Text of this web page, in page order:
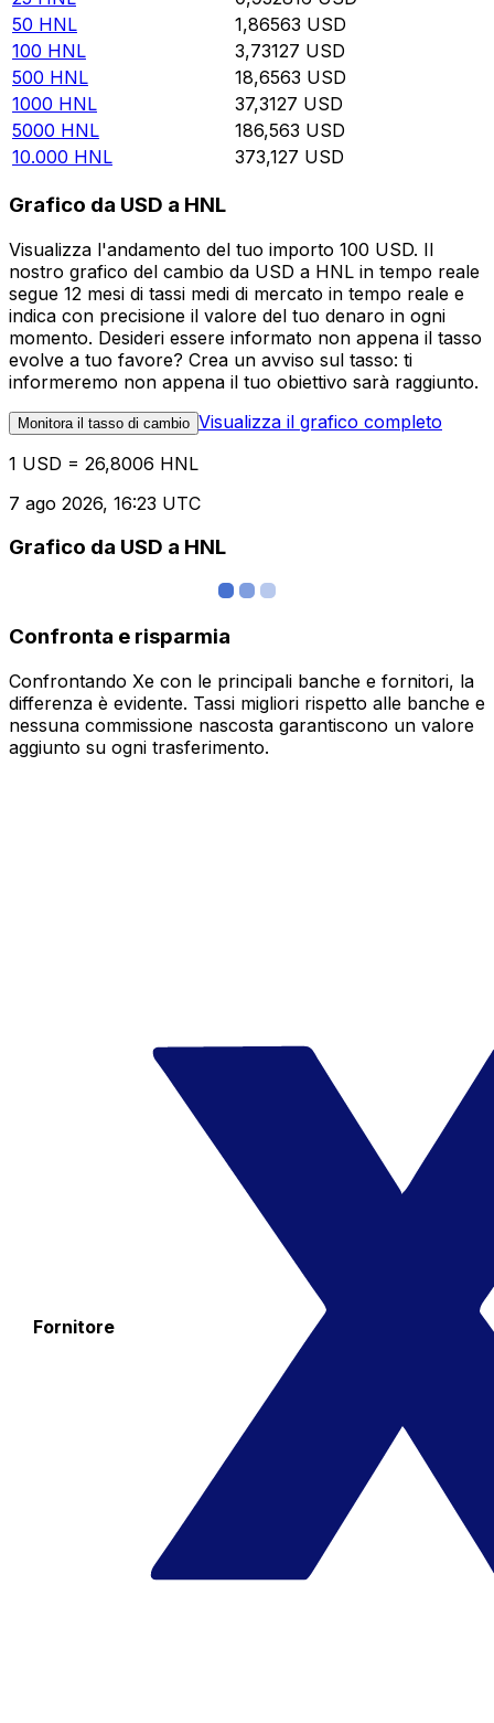
50 HNL 1,86563 USD
100 HNL 3,73127 USD
500 HNL 18,6563 USD
1000 HNL 37,3127 USD
5000 HNL 186,563 USD
10.000 HNL 373,127 USD
Grafico da USD a HNL
Visualizza l'andamento del tuo importo 100 USD. Il
nostro grafico del cambio da USD a HNL in tempo reale
segue 12 mesi di tassi medi di mercato in tempo reale e
indica con precisione il valore del tuo denaro in ogni
momento. Desideri essere informato non appena il tasso
evolve a tuo favore? Crea un avviso sul tasso: ti
informeremo non appena il tuo obiettivo sarà raggiunto.
Monitora il tasso di cambio Visualizza il grafico completo
1 USD = 26,8006 HNL
7 ago 2026, 16:23 UTC
Grafico da USD a HNL
Confronta e risparmia
Confrontando Xe con le principali banche e fornitori, la
differenza è evidente. Tassi migliori rispetto alle banche e
nessuna commissione nascosta garantiscono un valore
aggiunto su ogni trasferimento.
Fornitore